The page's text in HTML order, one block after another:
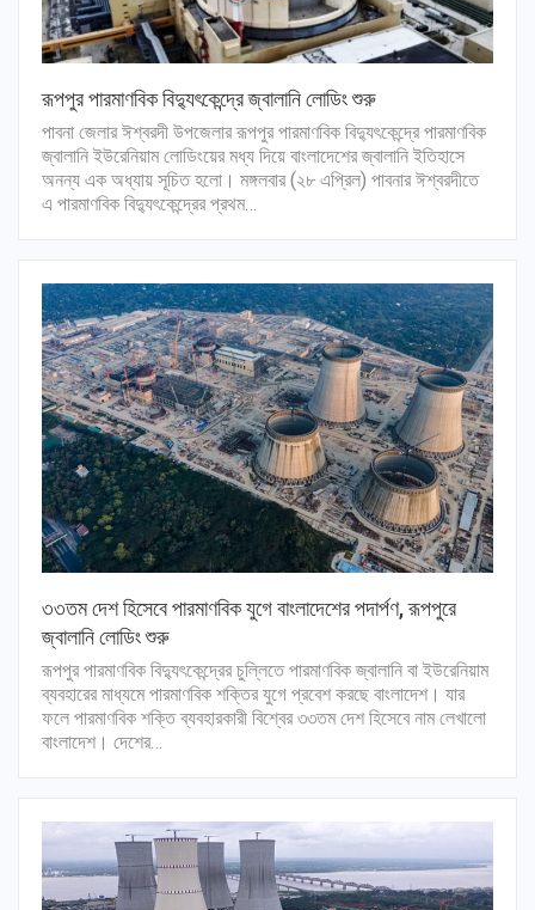
রূপপুর পারমাণবিক বিদ্যুৎকেন্দ্রে জ্বালানি লোডিং শুরু
পাবনা জেলার ঈশ্বরদী উপজেলার রূপপুর পারমাণবিক বিদ্যুৎকেন্দ্রে পারমাণবিক
জ্বালানি ইউরেনিয়াম লোডিংয়ের মধ্য দিয়ে বাংলাদেশের জ্বালানি ইতিহাসে
অনন্য এক অধ্যায় সূচিত হলো। মঙ্গলবার (২৮ এপ্রিল) পাবনার ঈশ্বরদীতে
এ পারমাণবিক বিদ্যুৎকেন্দ্রের প্রথম…
৩৩তম দেশ হিসেবে পারমাণবিক যুগে বাংলাদেশের পদার্পণ, রূপপুরে
জ্বালানি লোডিং শুরু
রূপপুর পারমাণবিক বিদ্যুৎকেন্দ্রের চুল্লিতে পারমাণবিক জ্বালানি বা ইউরেনিয়াম
ব্যবহারের মাধ্যমে পারমাণবিক শক্তির যুগে প্রবেশ করছে বাংলাদেশ। যার
ফলে পারমাণবিক শক্তি ব্যবহারকারী বিশ্বের ৩৩তম দেশ হিসেবে নাম লেখালো
বাংলাদেশ। দেশের…